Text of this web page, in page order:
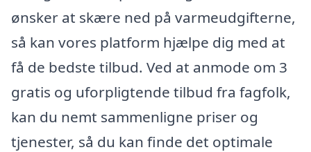
ønsker at skære ned på varmeudgifterne,
så kan vores platform hjælpe dig med at
få de bedste tilbud. Ved at anmode om 3
gratis og uforpligtende tilbud fra fagfolk,
kan du nemt sammenligne priser og
tjenester, så du kan finde det optimale